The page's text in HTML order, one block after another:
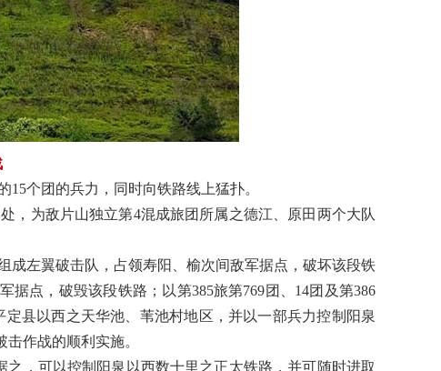
个团的兵力，同时向铁路线上猛扑。
，为敌片山独立第4混成旅团所属之德江、原田两个大队
成左翼破击队，占领寿阳、榆次间敌军据点，破坏该段铁
据点，破毁该段铁路；以第385旅第769团、14团及第386
县以西之天华池、苇池村地区，并以一部兵力控制阳泉
作战的顺利实施。
，可以控制阳泉以西数十里之正太铁路，并可随时进取